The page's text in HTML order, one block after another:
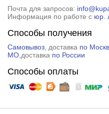
Почта для запросов:
Информация по работе с юр.
Способы получения
Самовывоз, доставка по
МО,доставка по России
Способы оплаты